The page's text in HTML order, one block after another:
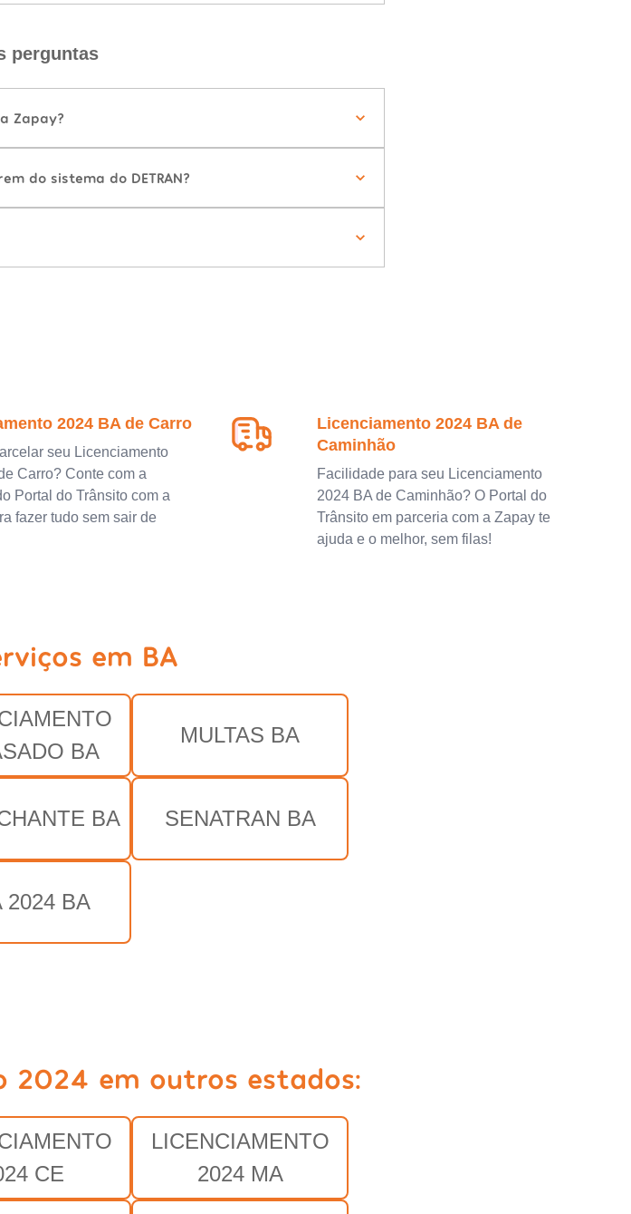
perguntas
Zapay?
do sistema do DETRAN?
2024 BA de Carro
seu Licenciamento
Carro? Conte com a
Portal do Trânsito com a
fazer tudo sem sair de
Licenciamento 2024 BA de
Caminhão
Facilidade para seu Licenciamento
2024 BA de Caminhão? O Portal do
Trânsito em parceria com a Zapay te
ajuda e o melhor, sem filas!
em BA
BA
MULTAS BA
BA SENATRAN BA
2024 BA
2024 em outros estados:
CE
LICENCIAMENTO
2024 MA